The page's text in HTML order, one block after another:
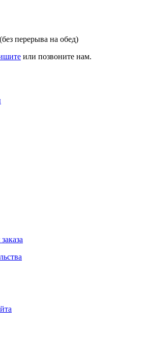
перерыва на обед)
или позвоните нам.